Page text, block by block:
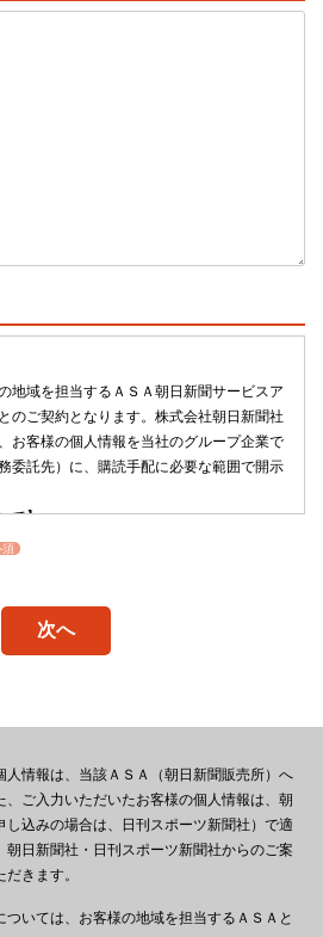
地域を担当するＡＳＡ朝日新聞サービスア
のご契約となります。株式会社朝日新聞社
お客様の個人情報を当社のグループ企業で
委託先）に、購読手配に必要な範囲で開示
て】
会社朝日新聞社（以下「当社」）が取得
また、当社は、当社のグループ企業および
う新聞販売所（以下、総称して「朝日新聞
やサービスの販売キャンペーンや宣伝
タル版の提供、問い合わせ対応、共同購
ル・電話・訪問セールスを含む）
ービスの提供
分析レポートの外部提供
須
次へ
人情報は、当該ＡＳＡ（朝日新聞販売所）へ
ご入力いただいたお客様の個人情報は、朝
し込みの場合は、日刊スポーツ新聞社）で適
日新聞社・日刊スポーツ新聞社からのご案
きます。
いては、お客様の地域を担当するＡＳＡと